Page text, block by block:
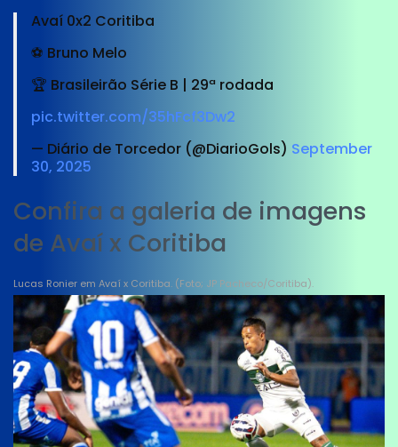
Avaí 0x2 Coritiba
⚽️ Bruno Melo
🏆 Brasileirão Série B | 29ª rodada
pic.twitter.com/35hFcf3Dw2
— Diário de Torcedor (@DiarioGols) September
30, 2025
Confira a galeria de imagens
de Avaí x Coritiba
Lucas Ronier em Avaí x Coritiba. (Foto; JP Pacheco/Coritiba).